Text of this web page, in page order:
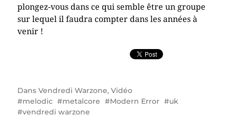
plongez-vous dans ce qui semble être un groupe
sur lequel il faudra compter dans les années à
venir !
Dans Vendredi Warzone, Vidéo
melodic
metalcore Modern Error
uk
vendredi warzone